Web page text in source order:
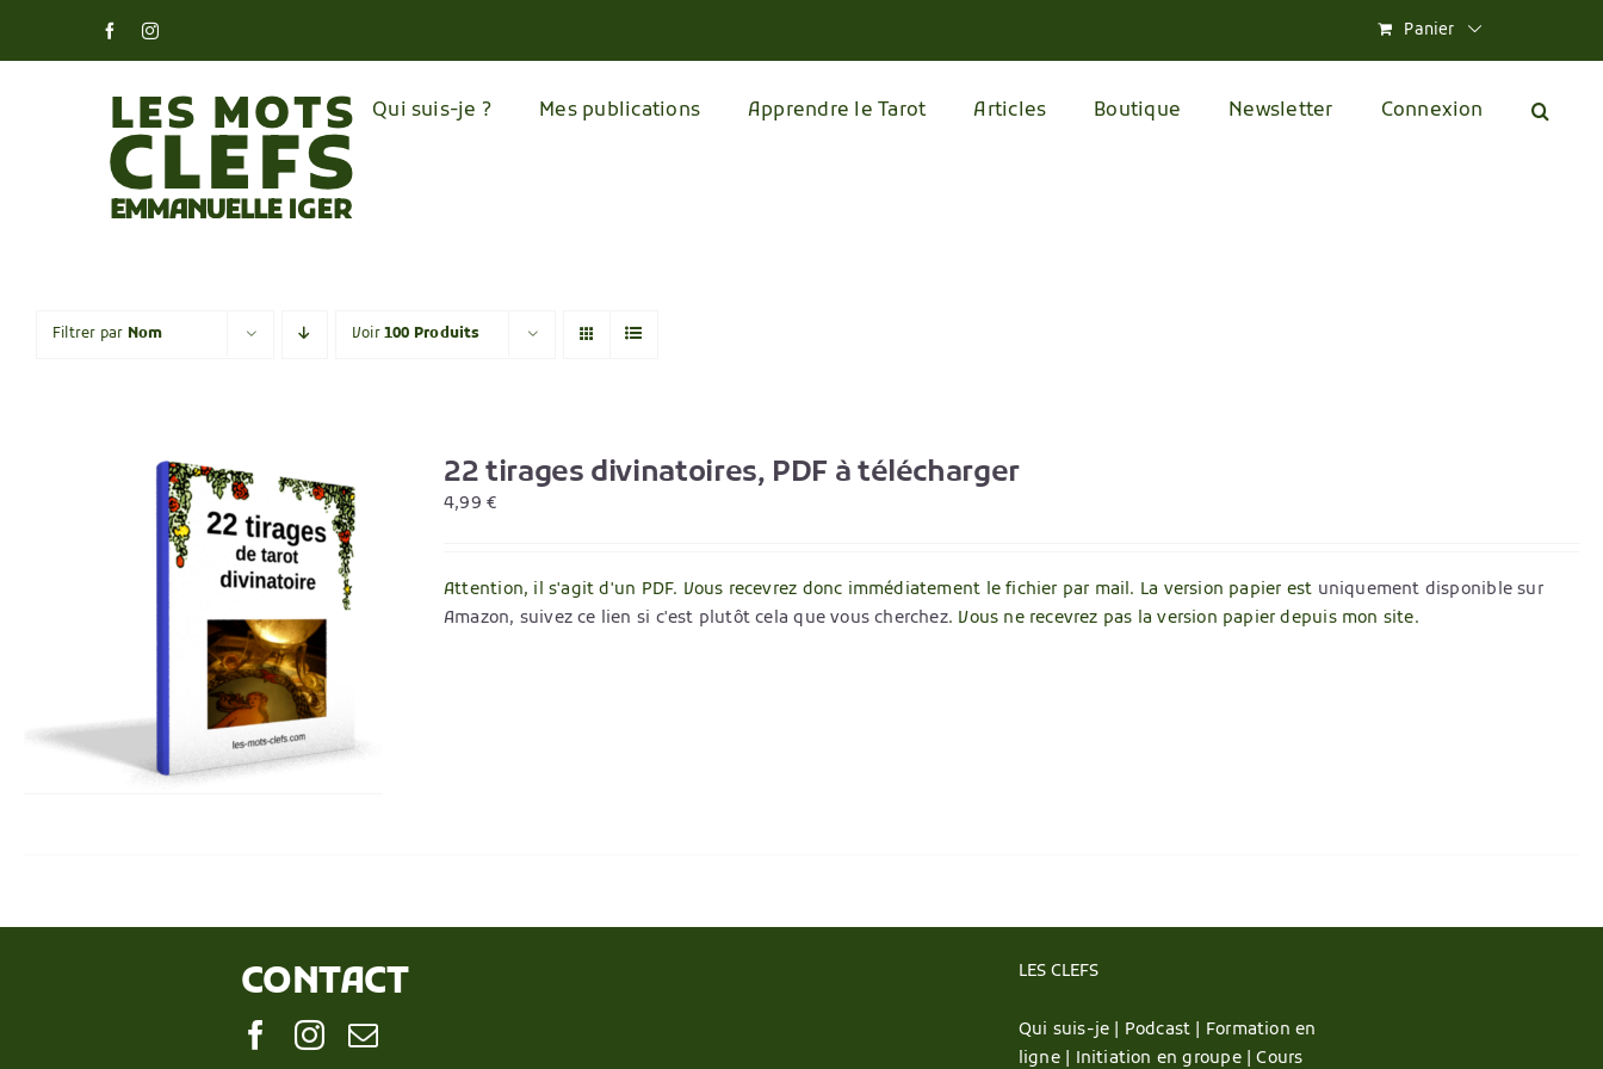
FacebookInstagram Panier
Qui suis-je ? Mes publications Apprendre le Tarot Articles Boutique Newsletter Connexion
Filtrer par Nom Voir100 Produits
22 tirages divinatoires, PDF à télécharger
4,99€
Attention, il s'agit d'un PDF. Vous recevrez donc immédiatement le fichier par mail. La version papier est uniquement disponible sur
Amazon, suivez ce lien si c'est plutôt cela que vous cherchez. Vous ne recevrez pas la version papier depuis mon site.
CONTACT LES CLEFS
Qui suis-je | Podcast | Formation en
ligne | Initiation en groupe |Cours